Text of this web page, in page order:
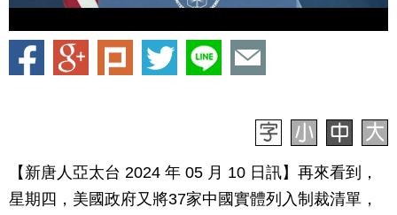
【新唐人亞太台 2024 年 05 月 10 日訊】再來看到，
星期四，美國政府又將37家中國實體列入制裁清單，